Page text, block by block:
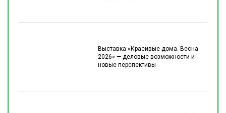
Выставка «Красивые дома. Весна
2026» — деловые возможности и
новые перспективы